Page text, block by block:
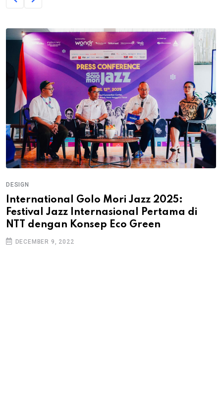
DESIGN
International Golo Mori Jazz 2025:
Festival Jazz Internasional Pertama di
NTT dengan Konsep Eco Green
DECEMBER 9, 2022